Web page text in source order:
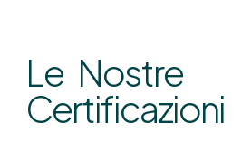
Le Nostre
Certificazioni